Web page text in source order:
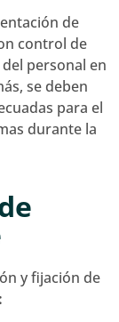
de
control de
personal en
se deben
para el
durante la
y fijación de